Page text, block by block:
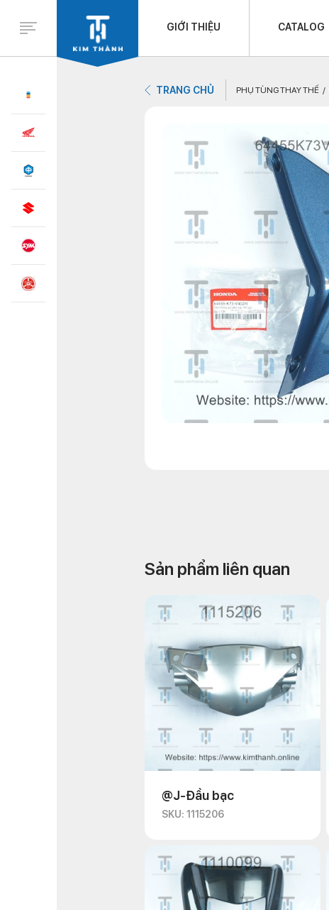
GIỚI THIỆU CATALOG
TRANG CHỦ PHỤ TÙNG THAY THẾ
Sản phẩm liên quan
@J-Đầu bạc
SKU: 1115206